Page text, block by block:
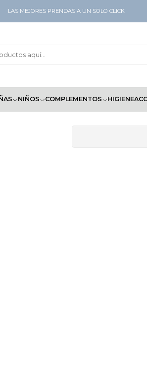
NIÑOS COMPLEMENTOS HIGIENE
LAS MEJORES PRENDAS A UN SOLO CLICK